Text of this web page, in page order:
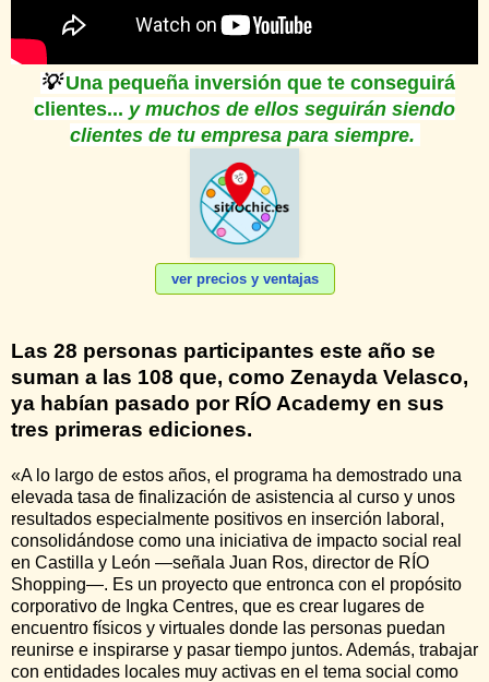
💡Una pequeña inversión que te conseguirá
clientes... y muchos de ellos seguirán siendo
clientes de tu empresa para siempre.
ver precios y ventajas
Las 28 personas participantes este año se
suman a las 108 que, como Zenayda Velasco,
ya habían pasado por RÍO Academy en sus
tres primeras ediciones.
«A lo largo de estos años, el programa ha demostrado una
elevada tasa de finalización de asistencia al curso y unos
resultados especialmente positivos en inserción laboral,
consolidándose como una iniciativa de impacto social real
en Castilla y León —señala Juan Ros, director de RÍO
Shopping—. Es un proyecto que entronca con el propósito
corporativo de Ingka Centres, que es crear lugares de
encuentro físicos y virtuales donde las personas puedan
reunirse e inspirarse y pasar tiempo juntos. Además, trabajar
con entidades locales muy activas en el tema social como